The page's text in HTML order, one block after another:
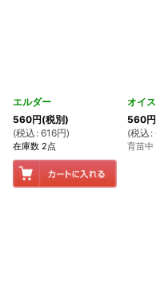
エルダー
560円(税別)
(税込 : 616円)
在庫数 2点
オイ
560円
(税込 :
育苗中